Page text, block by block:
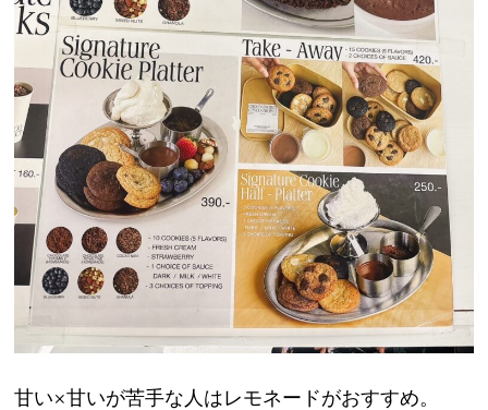
甘い×甘いが苦手な人はレモネードがおすすめ。